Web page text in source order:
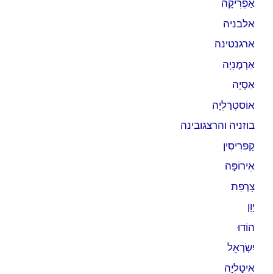
אַפְרִיקָה
אלבניה
ארגנטינה
אַרְמֶנִיָה
אַסְיָה
אוֹסטְרַלִיָה
בוזניה והרצגובינה
קַפרִיסִין
אֵירוֹפָּה
צָרְפַת
יָוָן
הוֹדוּ
יִשְׂרָאֵל
אִיטַלִיָה